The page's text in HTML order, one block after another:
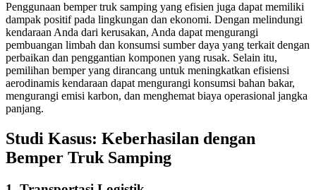
Penggunaan bemper truk samping yang efisien juga dapat memiliki
dampak positif pada lingkungan dan ekonomi. Dengan melindungi
kendaraan Anda dari kerusakan, Anda dapat mengurangi
pembuangan limbah dan konsumsi sumber daya yang terkait dengan
perbaikan dan penggantian komponen yang rusak. Selain itu,
pemilihan bemper yang dirancang untuk meningkatkan efisiensi
aerodinamis kendaraan dapat mengurangi konsumsi bahan bakar,
mengurangi emisi karbon, dan menghemat biaya operasional jangka
panjang.
Studi Kasus: Keberhasilan dengan
Bemper Truk Samping